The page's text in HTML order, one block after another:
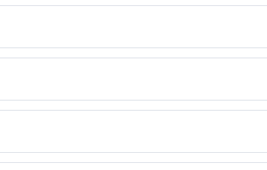
twarzy Skin1004 Madagascar Centella
i wąkrotką azjatycką, która rozświetla,
teksturze, takżewrażliwej.
1,2-HEXANEDIOL, ASCORBYL GLUCOSIDE, PROPANEDIOL,
EXTRACT, POLYGLUTAMIC ACID, HYDROLYZED SPONGE,
MADECASSOSIDE.